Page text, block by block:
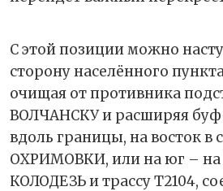
С этой позиции можно
сторону населённого
очищая от противника
ВОЛЧАНСКУ и расширяя
вдоль границы, на восток в
ОХРИМОВКИ, или на юг –
КОЛОДЕЗЬ и трассу Т2104,